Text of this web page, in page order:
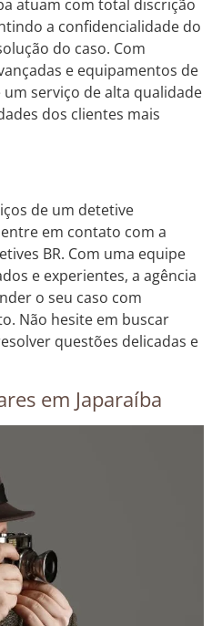
atuam com total discrição
a confidencialidade do
do caso. Com
e equipamentos de
serviço de alta qualidade
dos clientes mais
de um detetive
em contato com a
BR. Com uma equipe
e experientes, a agência
o seu caso com
Não hesite em buscar
questões delicadas e
em Japaraíba